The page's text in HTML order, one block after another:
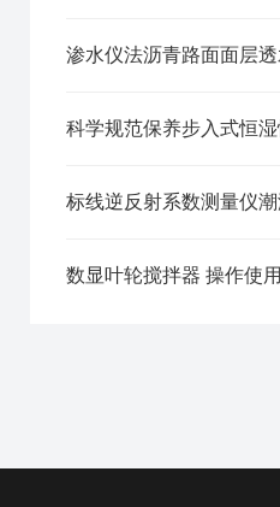
数显叶轮搅拌器 操作使用